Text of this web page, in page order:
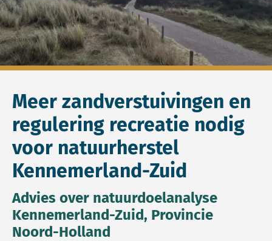
Meer zandverstuivingen en
regulering recreatie nodig
voor natuurherstel
Kennemerland-Zuid
Advies over natuurdoelanalyse
Kennemerland-Zuid, Provincie
Noord-Holland